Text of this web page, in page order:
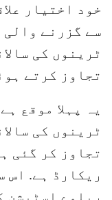
خود اختیار
سے گزرنے
تجاوز کرتے ہوئے 8035 تک پہنچ
یہ پہلا موقع
ٹرینوں کی
تجاوز کر گئی
ریکارڈ ہے. اس
ریلوے اسٹیشن